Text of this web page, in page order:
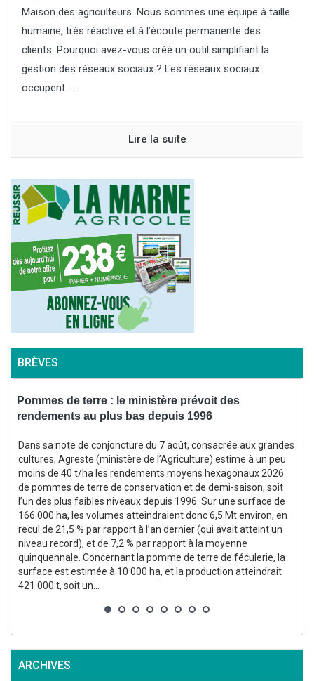
Maison des agriculteurs. Nous sommes une équipe à taille
humaine, très réactive et à l’écoute permanente des
clients. Pourquoi avez-vous créé un outil simplifiant la
gestion des réseaux sociaux ? Les réseaux sociaux
occupent ...
Lire la suite
BRÈVES
Pommes de terre : le ministère prévoit des
rendements au plus bas depuis 1996
Dans sa note de conjoncture du 7 août, consacrée aux grandes
cultures, Agreste (ministère de l’Agriculture) estime à un peu
moins de 40 t/ha les rendements moyens hexagonaux 2026
de pommes de terre de conservation et de demi-saison, soit
l’un des plus faibles niveaux depuis 1996. Sur une surface de
166 000 ha, les volumes atteindraient donc 6,5 Mt environ, en
recul de 21,5 % par rapport à l’an dernier (qui avait atteint un
niveau record), et de 7,2 % par rapport à la moyenne
quinquennale. Concernant la pomme de terre de féculerie, la
surface est estimée à 10 000 ha, et la production atteindrait
421 000 t, soit un...
ARCHIVES